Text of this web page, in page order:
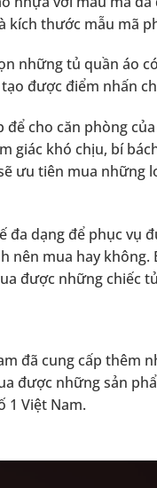
kích thước mẫu mã
những tủ quần áo
được điểm nhấn
cho căn phòng
giác khó chịu, bí
ưu tiên mua những
dạng để phục vụ
nên mua hay
được những chiếc
đã cung cấp thêm
được những sản
1 Việt Nam.